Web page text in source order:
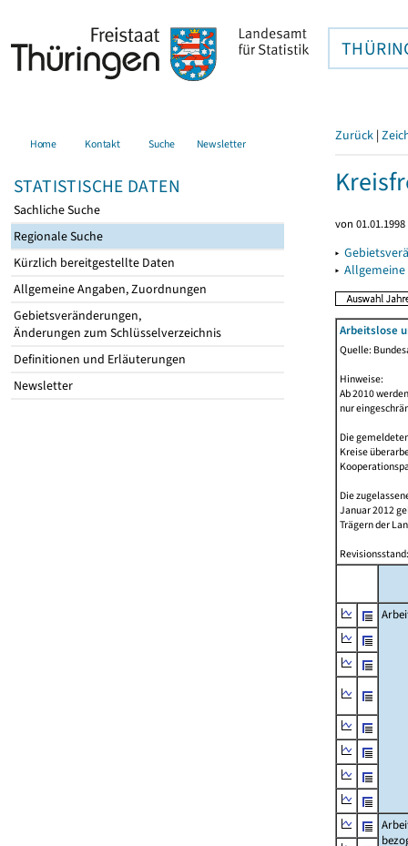
Home Kontakt Suche Newsletter
STATISTISCHE DATEN
Sachliche Suche
Regionale Suche
Kürzlich bereitgestellte Daten
Allgemeine Angaben, Zuordnungen
Gebietsveränderungen,
Änderungen zum Schlüsselverzeichnis
Definitionen und Erläuterungen
Newsletter
Zurück |
von
▸
▸
Arbeitslose
Quelle:
Hinweise:
Ab 2010
nur
Die
Kreise
Die
Januar 2012
Trägern der